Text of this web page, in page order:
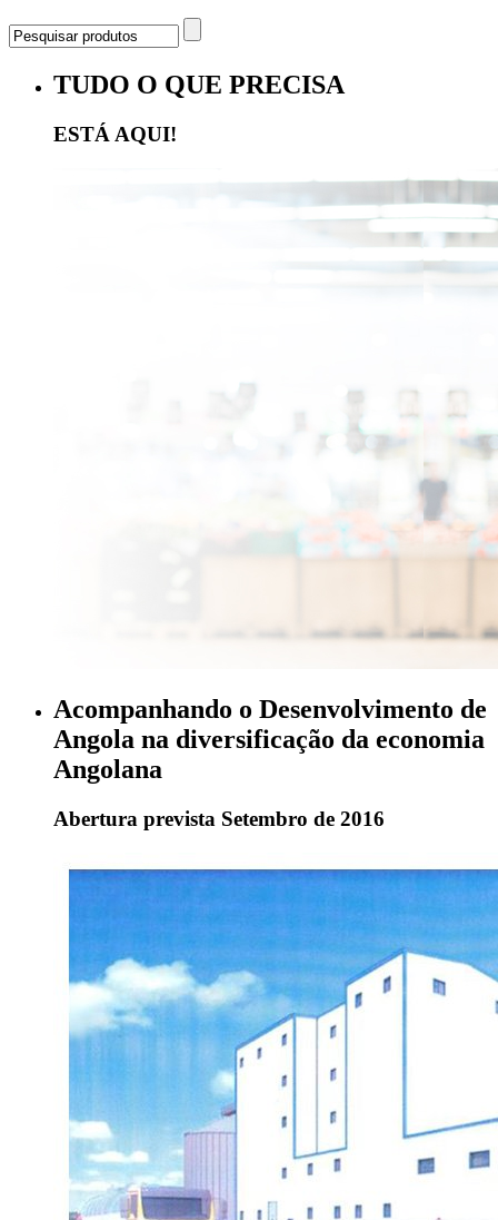
TUDO O QUE PRECISA
ESTÁ AQUI!
Acompanhando o Desenvolvimento de
Angola na diversificação da economia
Angolana
Abertura prevista Setembro de 2016